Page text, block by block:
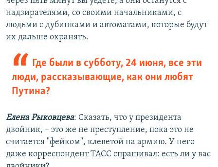
надзирателями, со своими начальниками, с
людьми с дубинками и автоматами, которые будут
их дальше охранять.
Где были в субботу, 24 июня, все эти
люди, рассказывающие, как они любят
Путина?
Елена Рыковцева: Сказать, что у президента
двойник, – это же не преступление, пока это не
считается "фейком", клеветой на армию. У него
даже корреспондент ТАСС спрашивал: есть ли у вас